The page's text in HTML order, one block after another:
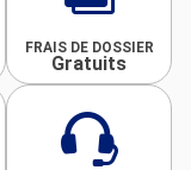
FRAIS DE DOSSIER
Gratuits